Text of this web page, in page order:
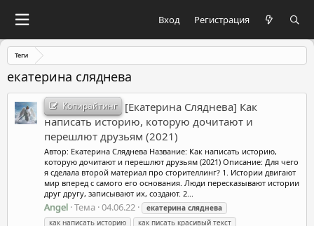
Вход Регистрация
Теги
екатерина сляднева
Копирайтинг
[Екатерина Сляднева] Как
написать историю, которую дочитают и
перешлют друзьям (2021)
Автор: Екатерина Сляднева Название: Как написать историю,
которую дочитают и перешлют друзьям (2021) Описание: Для чего
я сделала второй материал про сторителлинг? 1. Истории двигают
мир вперед с самого его основания. Люди пересказывают истории
друг другу, записывают их, создают. 2...
Angel Тема 04.06.22 екатерина сляднева
как написать историю
как писать красивый текст